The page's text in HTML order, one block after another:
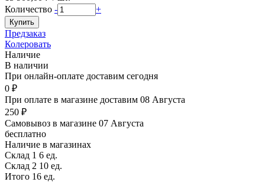
Количество - +
Предзаказ
Колеровать
Наличие
В наличии
При онлайн-оплате доставим сегодня
0 ₽
При оплате в магазине доставим 08 Августа
250 ₽
Самовывоз в магазине 07 Августа
бесплатно
Наличие в магазинах
Склад 1 6 ед.
Склад 2 10 ед.
Итого 16 ед.